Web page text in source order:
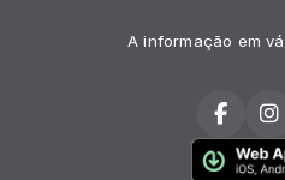
A informação em